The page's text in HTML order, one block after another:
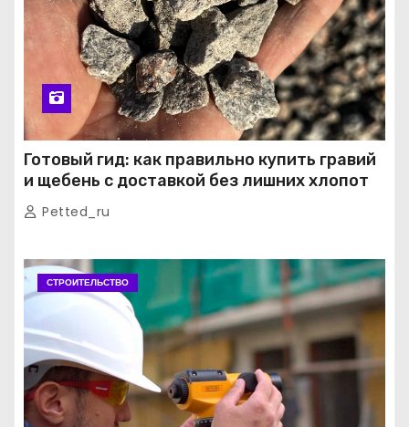
Готовый гид: как правильно купить гравий
и щебень с доставкой без лишних хлопот
Petted_ru
СТРОИТЕЛЬСТВО